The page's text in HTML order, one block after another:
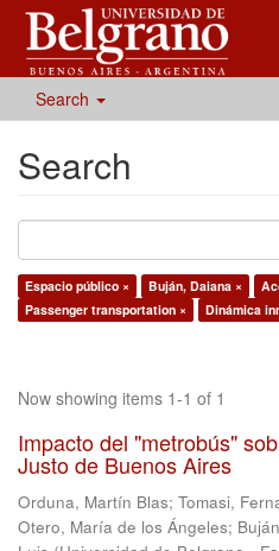
Search
Search
Espacio público × Buján, Daiana ×
Passenger transportation ×
Dinámica
Now showing items 1-1 of 1
Impacto del "metrobús"
Justo de Buenos Aires
Orduna, Martín Blas; Tomasi,
Otero, María de los Ángeles;